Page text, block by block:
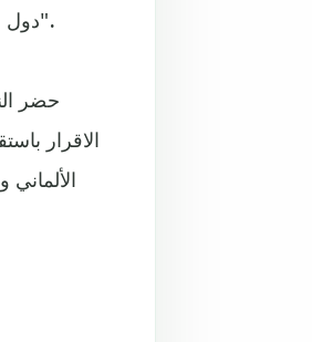
دول من الاتحاد الأوروبي، وروسيا والصين)، الا انها لا تزال متعلقة عاطفيا بـ "الأمة الألبانية".
حضر
الاقرار